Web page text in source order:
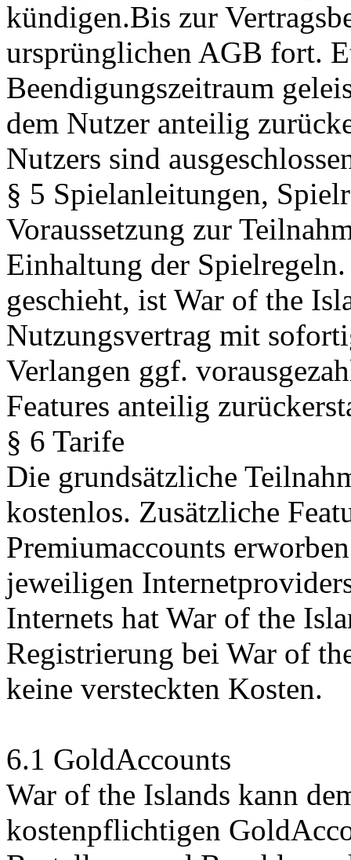
kündigen.Bis zur
ursprünglichen AGB fort.
Beendigungszeitraum
dem Nutzer anteilig
Nutzers sind
§ 5 Spielanleitungen,
Voraussetzung zur
Einhaltung der
geschieht, ist War of the
Nutzungsvertrag mit
Verlangen ggf.
Features anteilig
§ 6 Tarife
Die grundsätzliche
kostenlos. Zusätzliche
Premiumaccounts
jeweiligen
Internets hat War of the
Registrierung bei War of
keine versteckten Kosten.
6.1 GoldAccounts
War of the Islands kann
kostenpflichtigen